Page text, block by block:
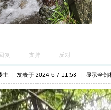
回复 支持 反对
主 发表于 2024-6-7 11:53 显示全部